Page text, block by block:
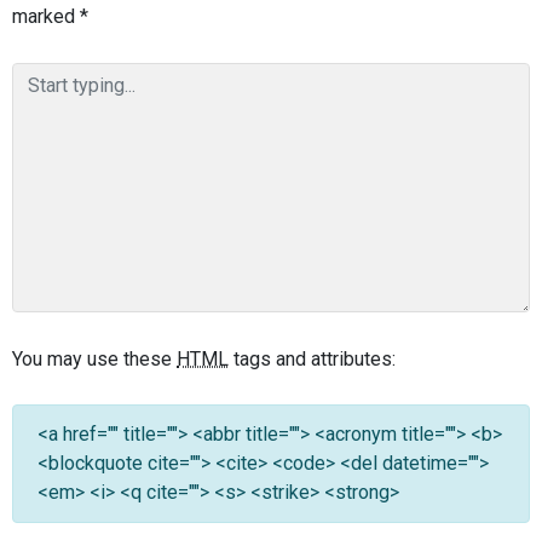
marked *
You may use these HTML tags and attributes:
<a href="" title=""> <abbr title=""> <acronym title=""> <b>
<blockquote cite=""> <cite> <code> <del datetime="">
<em> <i> <q cite=""> <s> <strike> <strong>